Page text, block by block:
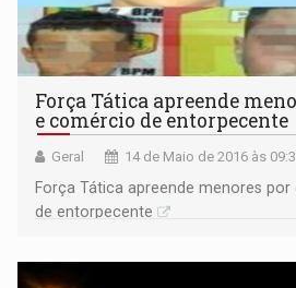
Força Tática apreende
e comércio de entorpecente
Geral 14 de Maio de 2016 às
Força Tática apreende menores
de entorpecente